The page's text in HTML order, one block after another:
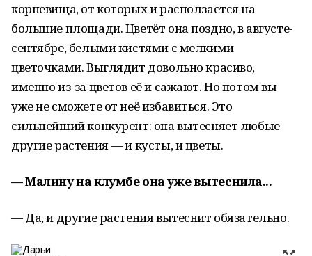
корневища, от которых и расползается на
большие площади. Цветёт она поздно, в августе-
сентябре, белыми кистями с мелкими
цветочками. Выглядит довольно красиво,
именно из-за цветов её и сажают. Но потом вы
уже не сможете от неё избавиться. Это
сильнейший конкурент: она вытесняет любые
другие растения — и кусты, и цветы.
— Малину на клумбе она уже вытеснила...
— Да, и другие растения вытеснит обязательно.